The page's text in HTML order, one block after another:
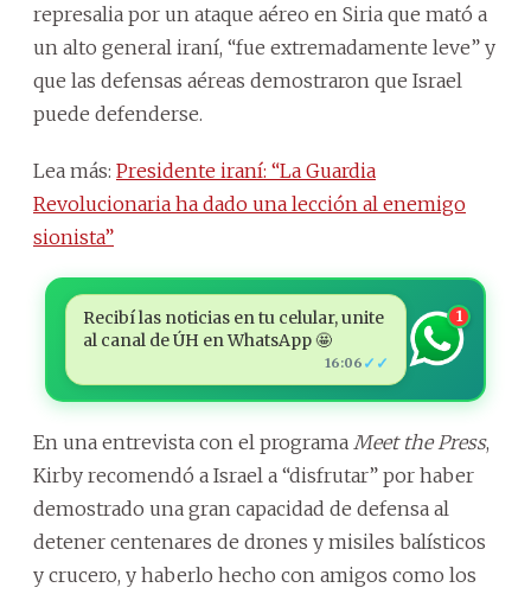
represalia por un ataque aéreo en Siria que mató a
un alto general iraní, “fue extremadamente leve” y
que las defensas aéreas demostraron que Israel
puede defenderse.
Lea más: Presidente iraní: “La Guardia
Revolucionaria ha dado una lección al enemigo
sionista”
Recibí las noticias en tu celular, unite
al canal de ÚH en WhatsApp 🤩
16:06 ✓✓
1
En una entrevista con el programa Meet the Press,
Kirby recomendó a Israel a “disfrutar” por haber
demostrado una gran capacidad de defensa al
detener centenares de drones y misiles balísticos
y crucero, y haberlo hecho con amigos como los